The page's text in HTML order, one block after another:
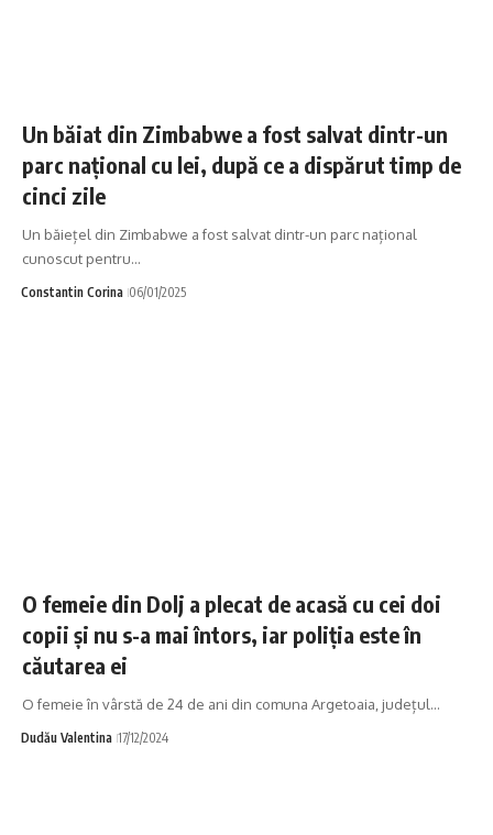
Un băiat din Zimbabwe a fost salvat dintr-un
parc național cu lei, după ce a dispărut timp de
cinci zile
Un băiețel din Zimbabwe a fost salvat dintr-un parc național
cunoscut pentru…
Constantin Corina 06/01/2025
O femeie din Dolj a plecat de acasă cu cei doi
copii și nu s-a mai întors, iar poliția este în
căutarea ei
O femeie în vârstă de 24 de ani din comuna Argetoaia, județul…
Dudău Valentina 17/12/2024